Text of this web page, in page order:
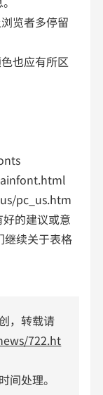
览者多停留
也应有所区
pc_us.htm
的建议或意
继续关于表格
，转载请
722.ht
间处理。